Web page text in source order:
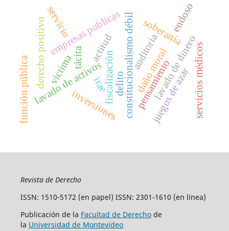
constitucionalismo débil
fiscalización auditoria
soberanía
pensamiento
actitud
lavado de activos lavado de dinero
delito daño moral
empresas publicas
servicios médicos
función pública
derecho positivo
inversiones
irae juegos de azar
tácita
servicio endoso
victima
Revista de Derecho
ISSN: 1510-5172 (en papel) ISSN: 2301-1610 (en línea)
Publicación de la Facultad de Derechode
la Universidad de Montevideo